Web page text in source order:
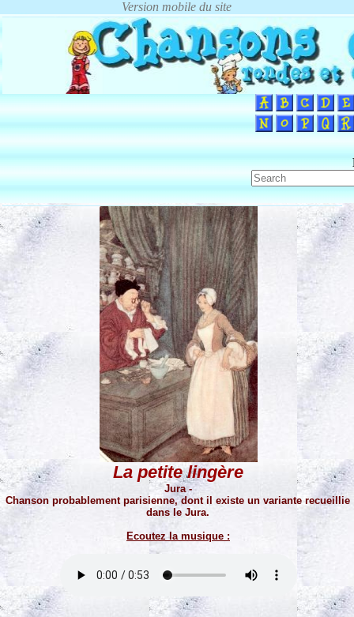
La petite lingère
Jura -
Chanson probablement parisienne, dont il existe un variante recueillie
dans le Jura.
Ecoutez la musique :